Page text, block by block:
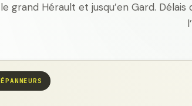
grand Hérault et jusqu’en Gard.